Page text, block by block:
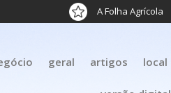
A Folha Agrícola
geral artigos local